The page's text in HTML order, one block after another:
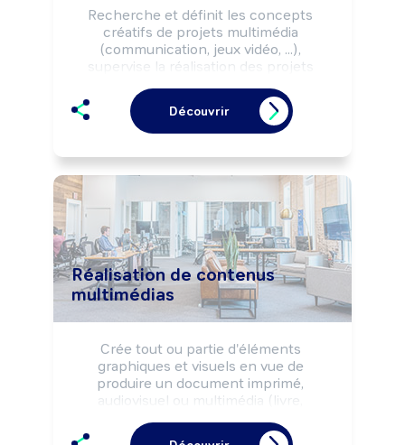
Recherche et définit les concepts
créatifs de projets multimédia
(communication, jeux vidéo, ...),
supervise la réalisation des projets
en cohérence avec la stratégie
commerciale.
Peut coordonner une équipe.
Découvrir
Réalisation de contenus
multimédias
Crée tout ou partie d'éléments
graphiques et visuels en vue de
produire un document imprimé,
audiovisuel ou multimédia (livre,
d'animation, jeux vidéo, ...).